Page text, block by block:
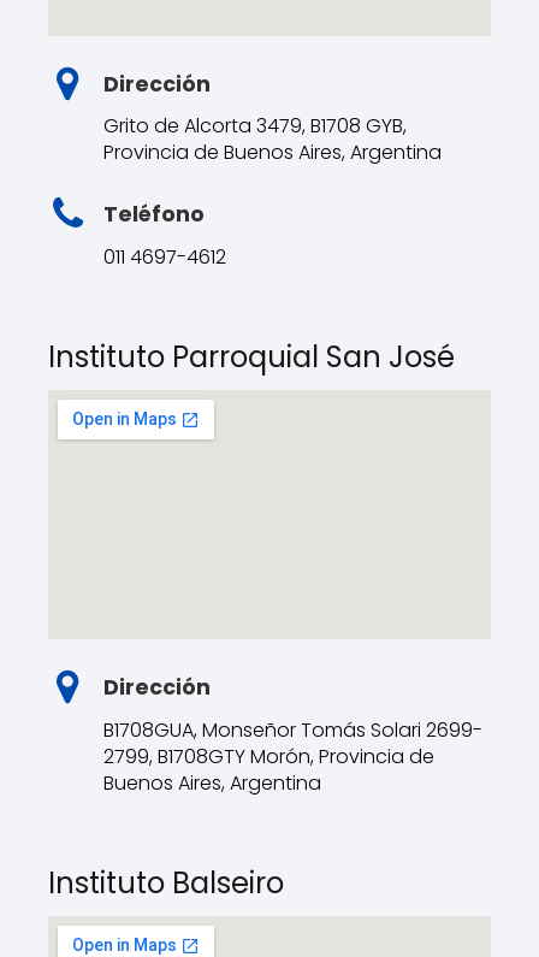
Dirección
Grito de Alcorta 3479, B1708 GYB,
Provincia de Buenos Aires, Argentina
Teléfono
011 4697-4612
Instituto Parroquial San José
Dirección
B1708GUA, Monseñor Tomás Solari 2699-
2799, B1708GTY Morón, Provincia de
Buenos Aires, Argentina
Instituto Balseiro